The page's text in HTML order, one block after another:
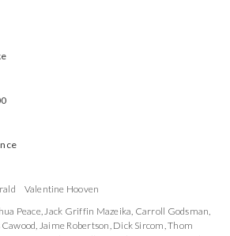
Valentine Hooven
Peace,Jack Griffin Mazeika, Carroll Godsman,
, Jaime Robertson, Dick Sircom,Thom